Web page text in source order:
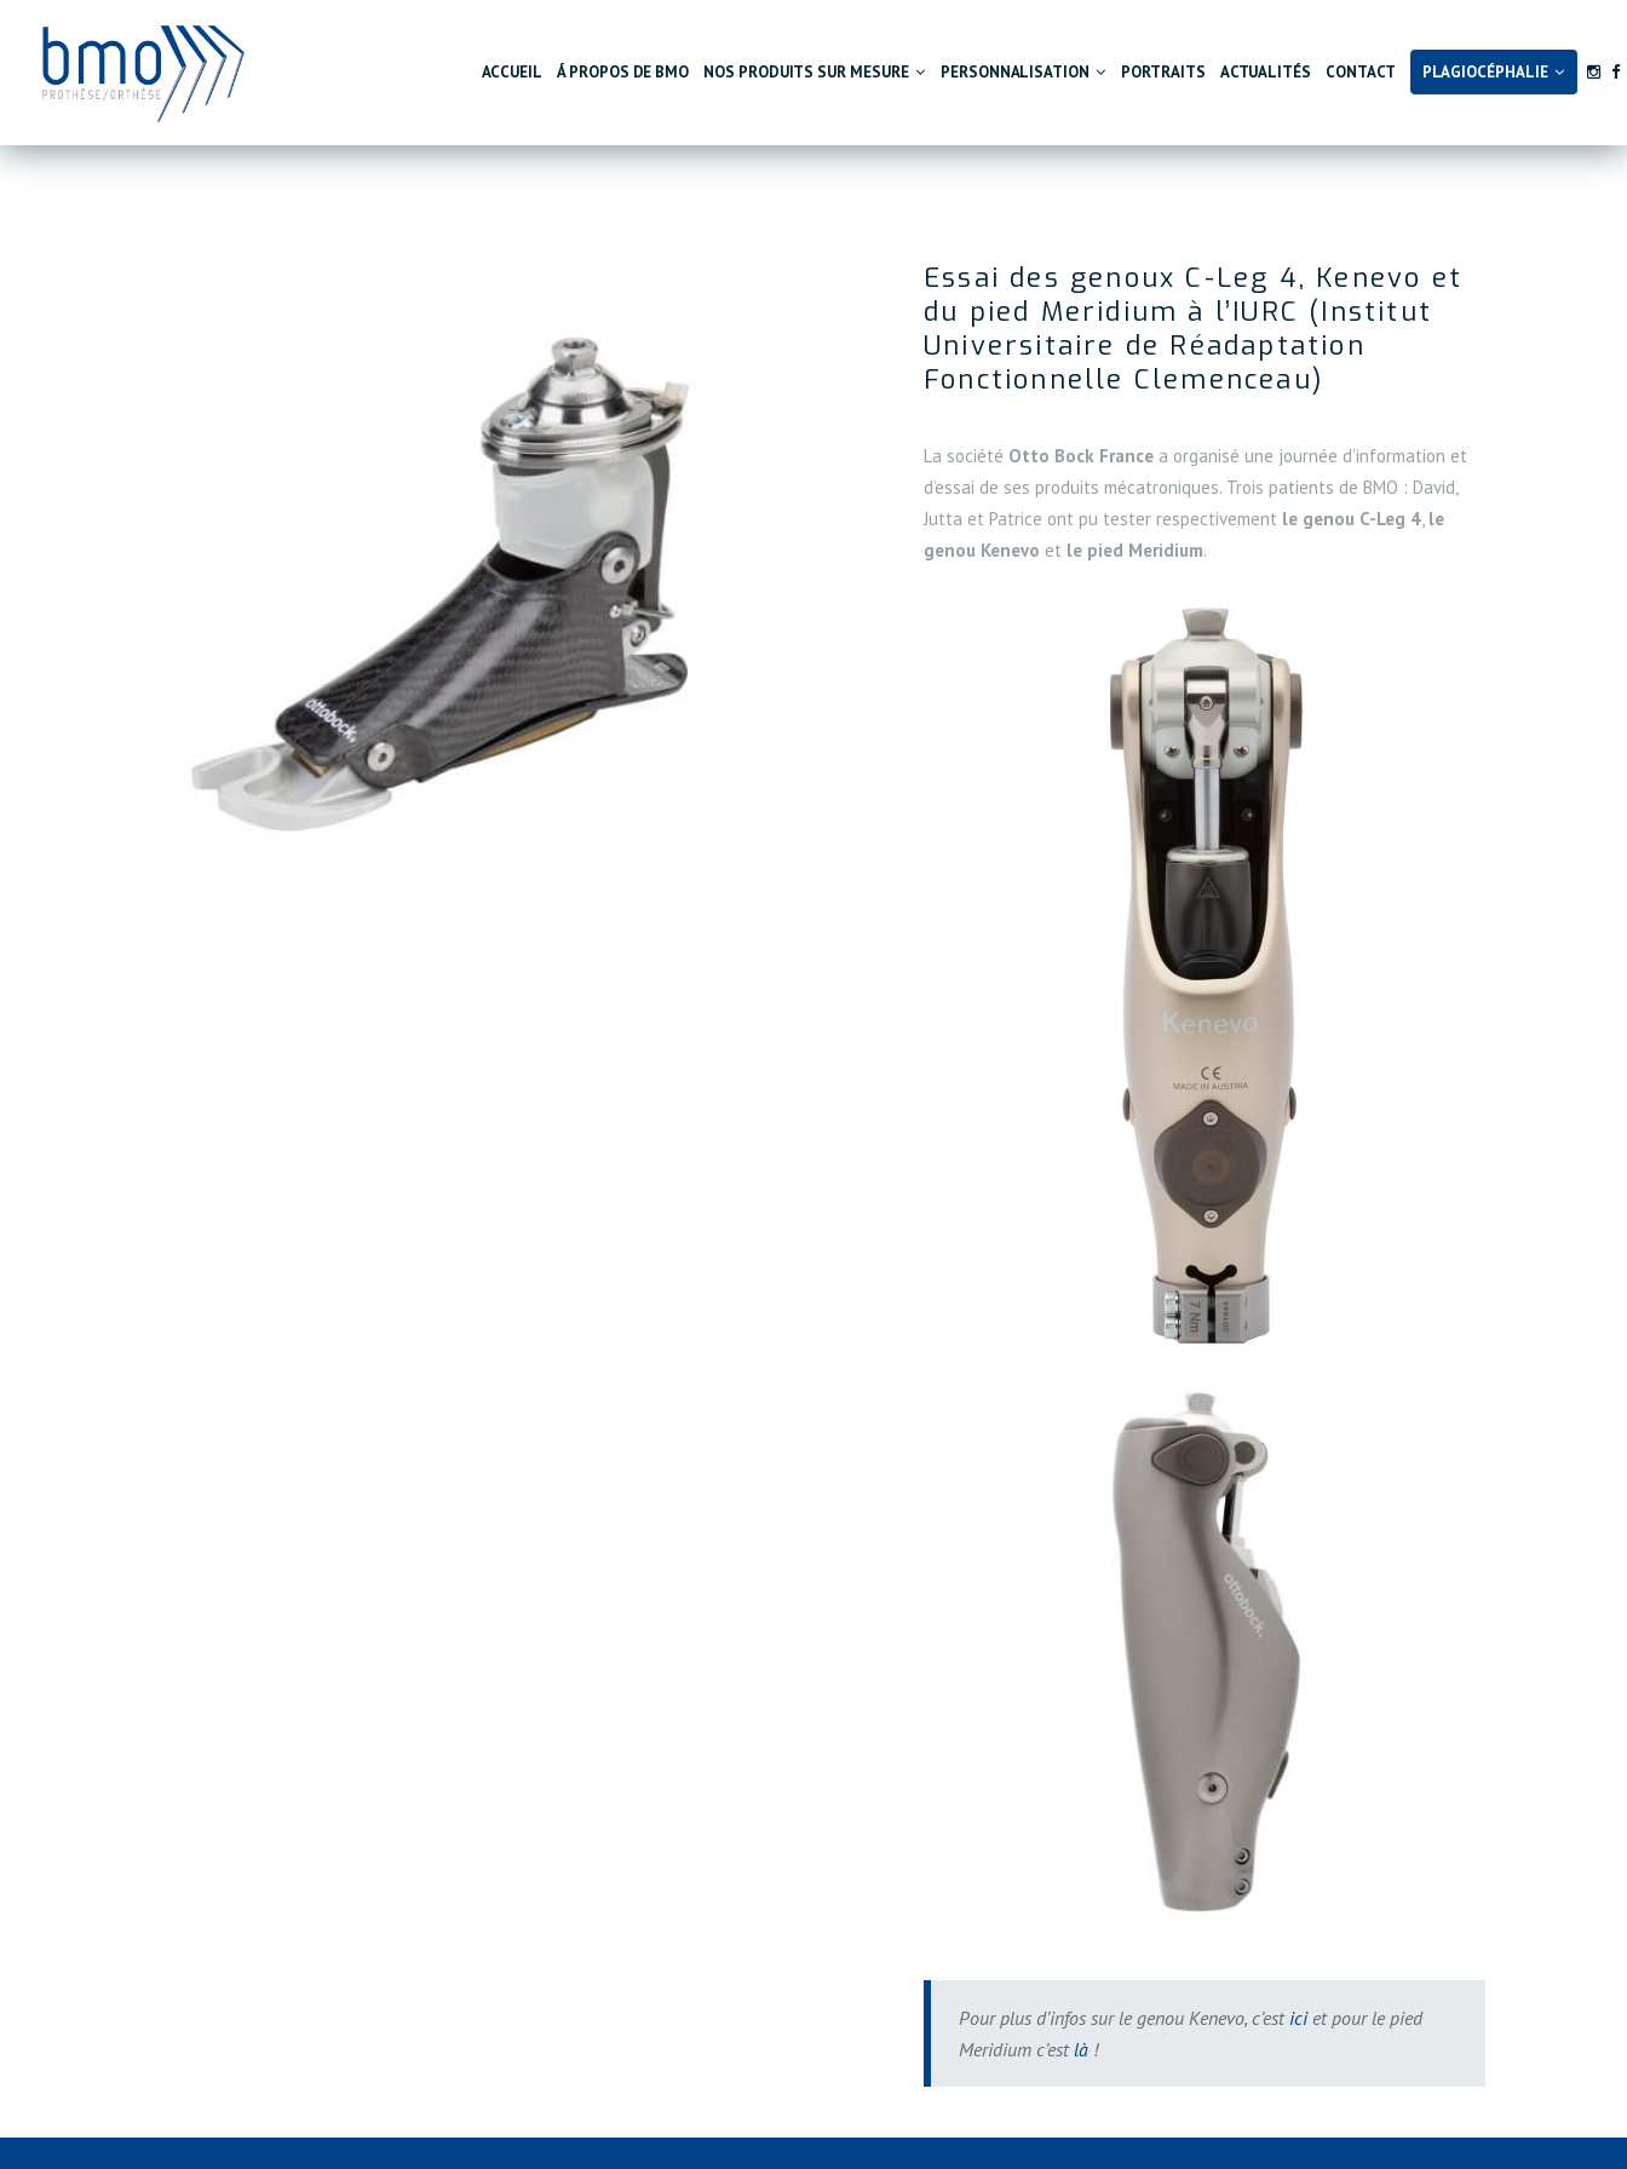
ACCUEIL Á PROPOS DE BMO NOS PRODUITS SUR MESURE
Prothèses de membre inférieur
Prothèses de membre supérieur
Orthèses de membre inférieur
Orthèses de membre supérieur
Orthèse d’immobilisation
PERSONNALISATION
Astuces prothèses
Astuces orthèses
PORTRAITS ACTUALITÉS CONTACT PLAGIOCÉPHALIE
Essai des genoux C-Leg 4, Kenevo et
du pied Meridium à l’IURC (Institut
Universitaire de Réadaptation
Fonctionnelle Clemenceau)
La société Otto Bock France a organisé une journée d’information et
d’essai de ses produits mécatroniques. Trois patients de BMO : David,
Jutta et Patrice ont pu tester respectivement le genou C-Leg 4, le
genou Kenevo et le pied Meridium.
Pour plus d’infos sur le genou Kenevo, c’est iciet pour le pied
Meridium c’estlà !